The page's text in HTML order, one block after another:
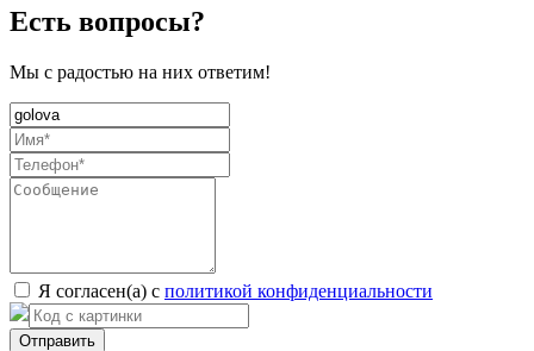
Есть вопросы?
Мы с радостью на них ответим!
Я согласен(а) с политикой конфиденциальности
Отправить